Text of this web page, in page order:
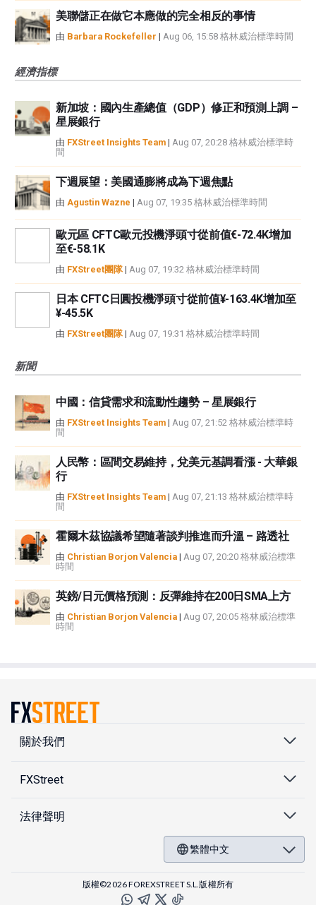
美聯儲正在做它本應做的完全相反的事情
由 Barbara Rockefeller | Aug 06, 15:58 格林威治標準時間
經濟指標
新加坡：國內生產總值（GDP）修正和預測上調 –
星展銀行
由 FXStreet Insights Team | Aug 07, 20:28 格林威治標準時
間
下週展望：美國通膨將成為下週焦點
由 Agustin Wazne | Aug 07, 19:35 格林威治標準時間
歐元區 CFTC歐元投機淨頭寸從前值€-72.4K增加
至€-58.1K
由 FXStreet團隊| Aug 07, 19:32 格林威治標準時間
日本 CFTC日圓投機淨頭寸從前值¥-163.4K增加至
¥-45.5K
由 FXStreet團隊| Aug 07, 19:31 格林威治標準時間
新聞
中國：信貸需求和流動性趨勢 – 星展銀行
由 FXStreet Insights Team | Aug 07, 21:52 格林威治標準時
間
人民幣：區間交易維持，兌美元基調看漲 - 大華銀
行
由 FXStreet Insights Team | Aug 07, 21:13 格林威治標準時
間
霍爾木茲協議希望隨著談判推進而升溫 – 路透社
由 Christian Borjon Valencia | Aug 07, 20:20 格林威治標準
時間
英鎊/日元價格預測：反彈維持在200日SMA上方
由 Christian Borjon Valencia | Aug 07, 20:05 格林威治標準
時間
關於我們
FXStreet
法律聲明
繁體中文
版權©2026 FOREXSTREET S.L.版權所有